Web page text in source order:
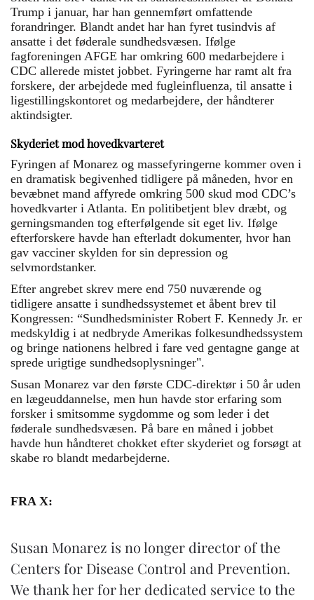
Trump i januar, har han gennemført omfattende
forandringer. Blandt andet har han fyret tusindvis af
ansatte i det føderale sundhedsvæsen. Ifølge
fagforeningen AFGE har omkring 600 medarbejdere i
CDC allerede mistet jobbet. Fyringerne har ramt alt fra
forskere, der arbejdede med fugleinfluenza, til ansatte i
ligestillingskontoret og medarbejdere, der håndterer
aktindsigter.
Skyderiet mod hovedkvarteret
Fyringen af Monarez og massefyringerne kommer oven i
en dramatisk begivenhed tidligere på måneden, hvor en
bevæbnet mand affyrede omkring 500 skud mod CDC’s
hovedkvarter i Atlanta. En politibetjent blev dræbt, og
gerningsmanden tog efterfølgende sit eget liv. Ifølge
efterforskere havde han efterladt dokumenter, hvor han
gav vacciner skylden for sin depression og
selvmordstanker.
Efter angrebet skrev mere end 750 nuværende og
tidligere ansatte i sundhedssystemet et åbent brev til
Kongressen: “Sundhedsminister Robert F. Kennedy Jr. er
medskyldig i at nedbryde Amerikas folkesundhedssystem
og bringe nationens helbred i fare ved gentagne gange at
sprede urigtige sundhedsoplysninger".
Susan Monarez var den første CDC-direktør i 50 år uden
en lægeuddannelse, men hun havde stor erfaring som
forsker i smitsomme sygdomme og som leder i det
føderale sundhedsvæsen. På bare en måned i jobbet
havde hun håndteret chokket efter skyderiet og forsøgt at
skabe ro blandt medarbejderne.
FRA X:
Susan Monarez is no longer director of the
Centers for Disease Control and Prevention.
We thank her for her dedicated service to the